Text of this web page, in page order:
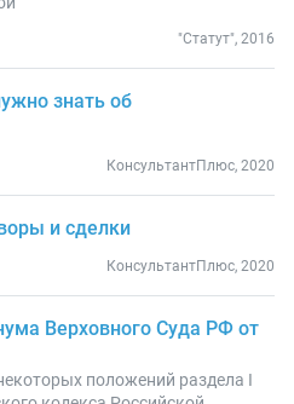
"Статут", 2016
знать об
КонсультантПлюс, 2020
и сделки
КонсультантПлюс, 2020
Верховного Суда РФ от
положений раздела I